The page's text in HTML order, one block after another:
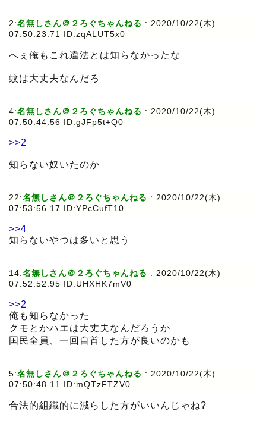
2:名無しさん＠２ろぐちゃんねる : 2020/10/22(木)
07:50:23.71 ID:zqALUT5x0
へぇ俺もこれ違法とは知らなかったな
蚊は大丈夫なんだろ
4:名無しさん＠２ろぐちゃんねる : 2020/10/22(木)
07:50:44.56 ID:gJFp5t+Q0
>>2
知らない奴いたのか
22:名無しさん＠２ろぐちゃんねる : 2020/10/22(木)
07:53:56.17 ID:YPcCufT10
>>4
知らないやつは多いと思う
14:名無しさん＠２ろぐちゃんねる : 2020/10/22(木)
07:52:52.95 ID:UHXHK7mV0
>>2
俺も知らなかった
クモとかハエは大丈夫なんだろうか
国民全員、一回自首した方が良いのかも
5:名無しさん＠２ろぐちゃんねる : 2020/10/22(木)
07:50:48.11 ID:mQTzFTZV0
合法的組織的に減らした方がいいんじゃね?